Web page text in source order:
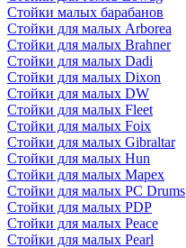
Стойки малых барабанов
Стойки для малых Arborea
Стойки для малых Brahner
Стойки для малых Dadi
Стойки для малых Dixon
Стойки для малых DW
Стойки для малых Fleet
Стойки для малых Foix
Стойки для малых Gibraltar
Стойки для малых Hun
Стойки для малых Mapex
Стойки для малых PC Drums
Стойки для малых PDP
Стойки для малых Peace
Стойки для малых Pearl